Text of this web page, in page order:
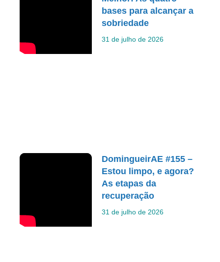
bases para alcançar a
sobriedade
31 de julho de 2026
DomingueirAE #155 –
Estou limpo, e agora?
As etapas da
recuperação
31 de julho de 2026